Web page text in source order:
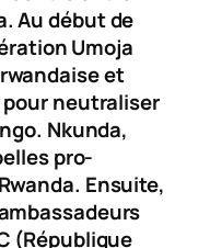
Au début de
Umoja
et
neutraliser
Nkunda,
pro-
Ensuite,
(République